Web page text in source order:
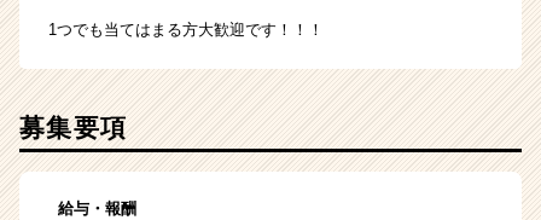
1つでも当てはまる方大歓迎です！！！
募集要項
給与・報酬